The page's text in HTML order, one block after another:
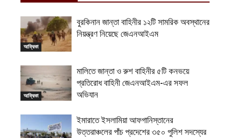
আফ্রিকা
বুরকিনান জান্তা বাহিনীর ১২টি সামরিক অবস্থানের
নিয়ন্ত্রণ নিয়েছে জেএনআইএম
আফ্রিকা
মালিতে জান্তা ও রুশ বাহিনীর ৫টি কনভয়ে
প্রতিরোধ বাহিনী জেএনআইএম-এর সফল
অভিযান
ইমারাতে ইসলামিয়া আফগানিস্তানের
উত্তরাঞ্চলের পাঁচ প্রদেশের ৩৫০ পুলিশ সদস্যের